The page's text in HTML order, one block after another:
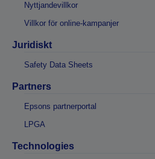
Nyttjandevillkor
Villkor för online-kampanjer
Juridiskt
Safety Data Sheets
Partners
Epsons partnerportal
LPGA
Technologies